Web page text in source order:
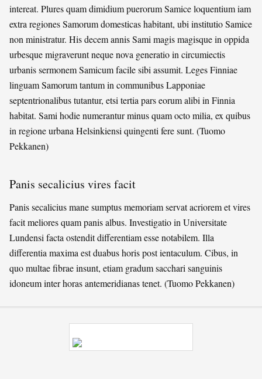
intereat. Plures quam dimidium puerorum Samice loquentium iam
extra regiones Samorum domesticas habitant, ubi institutio Samice
non ministratur. His decem annis Sami magis magisque in oppida
urbesque migraverunt neque nova generatio in circumiectis
urbanis sermonem Samicum facile sibi assumit. Leges Finniae
linguam Samorum tantum in communibus Lapponiae
septentrionalibus tutantur, etsi tertia pars eorum alibi in Finnia
habitat. Sami hodie numerantur minus quam octo milia, ex quibus
in regione urbana Helsinkiensi quingenti fere sunt. (Tuomo
Pekkanen)
Panis secalicius vires facit
Panis secalicius mane sumptus memoriam servat acriorem et vires
facit meliores quam panis albus. Investigatio in Universitate
Lundensi facta ostendit differentiam esse notabilem. Illa
differentia maxima est duabus horis post ientaculum. Cibus, in
quo multae fibrae insunt, etiam gradum sacchari sanguinis
idoneum inter horas antemeridianas tenet. (Tuomo Pekkanen)